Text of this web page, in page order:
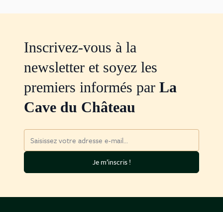
Inscrivez-vous à la
newsletter et soyez les
premiers informés par La
Cave du Château
Je m’inscris !